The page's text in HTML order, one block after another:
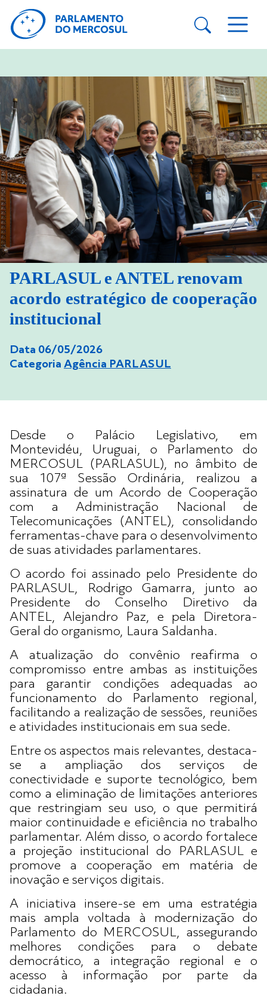
PARLASUL e ANTEL renovam
acordo estratégico de cooperação
institucional
Data 06/05/2026
Categoria Agência PARLASUL
Desde o Palácio Legislativo, em
Montevidéu, Uruguai, o Parlamento do
MERCOSUL (PARLASUL), no âmbito de
sua 107ª Sessão Ordinária, realizou a
assinatura de um Acordo de Cooperação
com a Administração Nacional de
Telecomunicações (ANTEL), consolidando
ferramentas-chave para o desenvolvimento
de suas atividades parlamentares.
O acordo foi assinado pelo Presidente do
PARLASUL, Rodrigo Gamarra, junto ao
Presidente do Conselho Diretivo da
ANTEL, Alejandro Paz, e pela Diretora-
Geral do organismo, Laura Saldanha.
A atualização do convênio reafirma o
compromisso entre ambas as instituições
para garantir condições adequadas ao
funcionamento do Parlamento regional,
facilitando a realização de sessões, reuniões
e atividades institucionais em sua sede.
Entre os aspectos mais relevantes, destaca-
se a ampliação dos serviços de
conectividade e suporte tecnológico, bem
como a eliminação de limitações anteriores
que restringiam seu uso, o que permitirá
maior continuidade e eficiência no trabalho
parlamentar. Além disso, o acordo fortalece
a projeção institucional do PARLASUL e
promove a cooperação em matéria de
inovação e serviços digitais.
A iniciativa insere-se em uma estratégia
mais ampla voltada à modernização do
Parlamento do MERCOSUL, assegurando
melhores condições para o debate
democrático, a integração regional e o
acesso à informação por parte da
cidadania.